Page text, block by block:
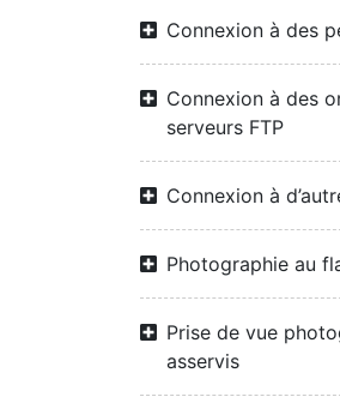
Connexion à des
Connexion à des
serveurs FTP
Connexion à
Photographie au
Prise de vue
asservis